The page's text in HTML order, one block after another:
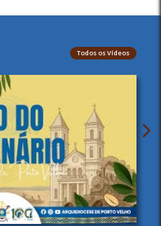
Todos os Vídeos